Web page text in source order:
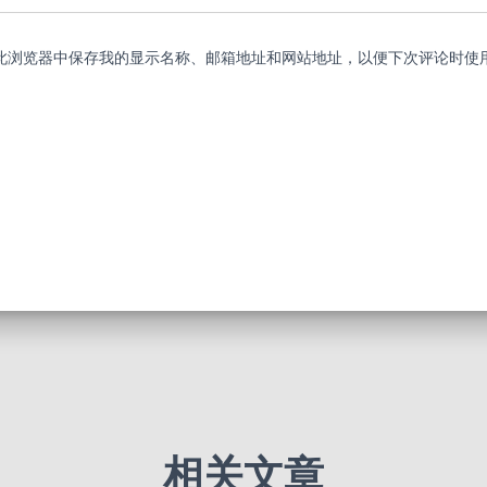
浏览器中保存我的显示名称、邮箱地址和网站地址，以便下次评论时使
相关文章